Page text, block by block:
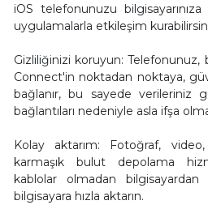
iOS telefonunuzu
uygulamalarla etkileşim
Gizliliğinizi koruyun: Telefonunuz,
Connect'in noktadan noktaya,
bağlanır, bu sayede verileriniz
bağlantıları nedeniyle asla ifşa
Kolay aktarım: Fotoğraf,
karmaşık bulut depolama
kablolar olmadan
bilgisayara hızla aktarın.